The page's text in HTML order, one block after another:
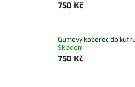
750 Kč
Gumový koberec do
Skladem
750 Kč